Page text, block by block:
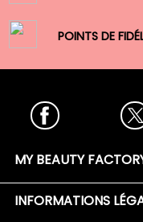
POINTS DE
Facebook
MY BEAUTY
INFORMATIONS